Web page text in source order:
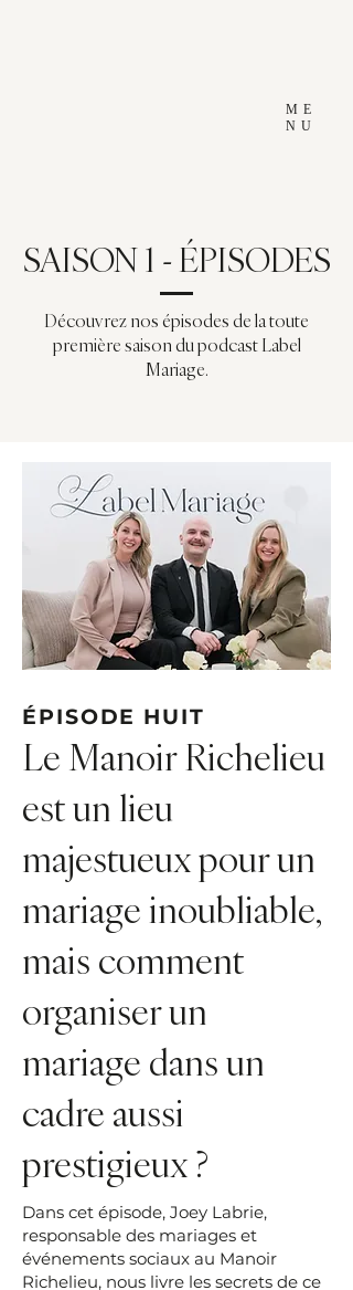
ME
NU
SAISON 1 - ÉPISODES
Découvrez nos épisodes de la toute
première saison du podcast Label
Mariage.
ÉPISODE HUIT
Le Manoir Richelieu
est un lieu
majestueux pour un
mariage inoubliable,
mais comment
organiser un
mariage dans un
cadre aussi
prestigieux ?
Dans cet épisode, Joey Labrie,
responsable des mariages et
événements sociaux au Manoir
Richelieu, nous livre les secrets de ce